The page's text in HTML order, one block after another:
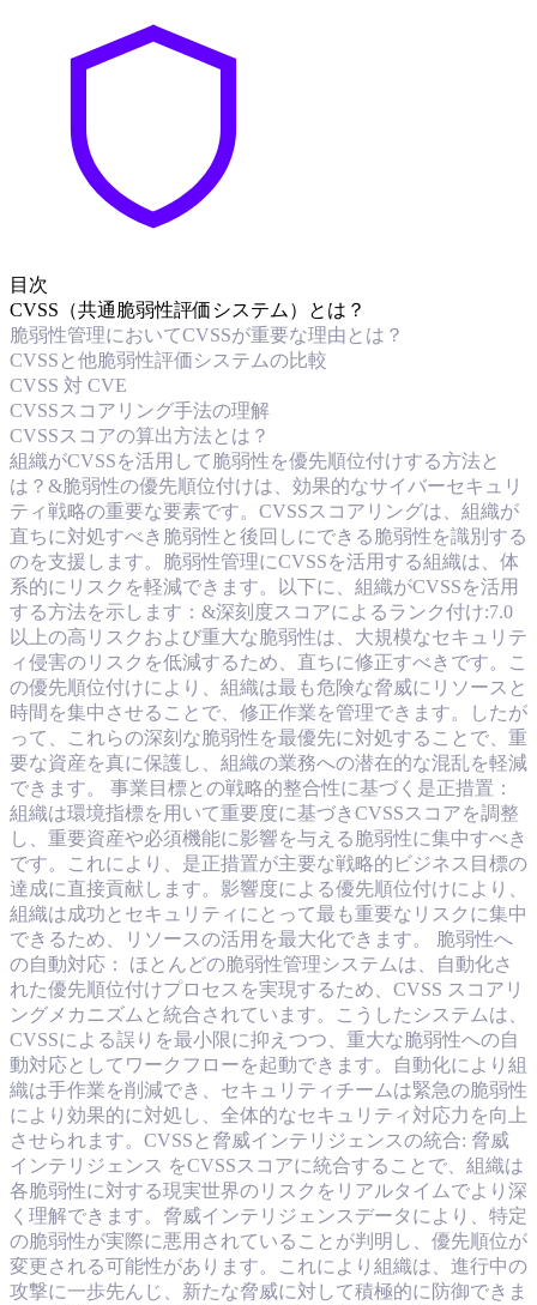
目次
CVSS（共通脆弱性評価システム）とは？
脆弱性管理においてCVSSが重要な理由とは？
CVSSと他脆弱性評価システムの比較
CVSS 対 CVE
CVSSスコアリング手法の理解
CVSSスコアの算出方法とは？
組織がCVSSを活用して脆弱性を優先順位付けする方法と
は？&脆弱性の優先順位付けは、効果的なサイバーセキュリ
ティ戦略の重要な要素です。CVSSスコアリングは、組織が
直ちに対処すべき脆弱性と後回しにできる脆弱性を識別する
のを支援します。脆弱性管理にCVSSを活用する組織は、体
系的にリスクを軽減できます。以下に、組織がCVSSを活用
する方法を示します：&深刻度スコアによるランク付け:7.0
以上の高リスクおよび重大な脆弱性は、大規模なセキュリテ
ィ侵害のリスクを低減するため、直ちに修正すべきです。こ
の優先順位付けにより、組織は最も危険な脅威にリソースと
時間を集中させることで、修正作業を管理できます。したが
って、これらの深刻な脆弱性を最優先に対処することで、重
要な資産を真に保護し、組織の業務への潜在的な混乱を軽減
できます。 事業目標との戦略的整合性に基づく是正措置：
組織は環境指標を用いて重要度に基づきCVSSスコアを調整
し、重要資産や必須機能に影響を与える脆弱性に集中すべき
です。これにより、是正措置が主要な戦略的ビジネス目標の
達成に直接貢献します。影響度による優先順位付けにより、
組織は成功とセキュリティにとって最も重要なリスクに集中
できるため、リソースの活用を最大化できます。 脆弱性へ
の自動対応： ほとんどの脆弱性管理システムは、自動化さ
れた優先順位付けプロセスを実現するため、CVSS スコアリ
ングメカニズムと統合されています。こうしたシステムは、
CVSSによる誤りを最小限に抑えつつ、重大な脆弱性への自
動対応としてワークフローを起動できます。自動化により組
織は手作業を削減でき、セキュリティチームは緊急の脆弱性
により効果的に対処し、全体的なセキュリティ対応力を向上
させられます。CVSSと脅威インテリジェンスの統合: 脅威
インテリジェンス をCVSSスコアに統合することで、組織は
各脆弱性に対する現実世界のリスクをリアルタイムでより深
く理解できます。脅威インテリジェンスデータにより、特定
の脆弱性が実際に悪用されていることが判明し、優先順位が
変更される可能性があります。これにより組織は、進行中の
攻撃に一歩先んじ、新たな脅威に対して積極的に防御できま